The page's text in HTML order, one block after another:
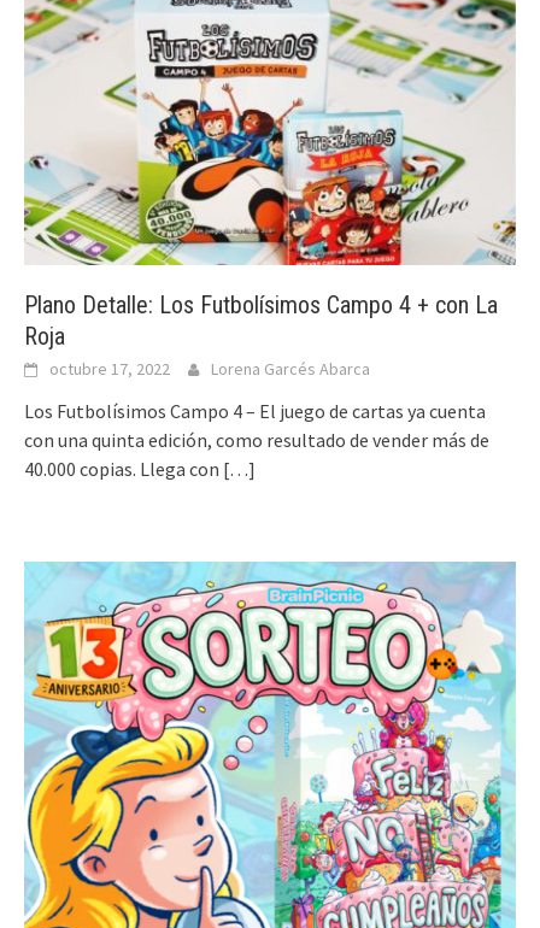
Plano Detalle: Los Futbolísimos Campo 4 + con La
Roja
octubre 17, 2022 Lorena Garcés Abarca
Los Futbolísimos Campo 4 – El juego de cartas ya cuenta
con una quinta edición, como resultado de vender más de
40.000 copias. Llega con […]